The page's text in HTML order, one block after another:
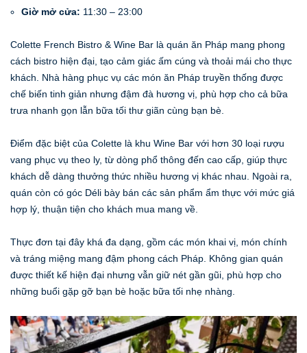
Giờ mở cửa: 11:30 – 23:00
Colette French Bistro & Wine Bar là quán ăn Pháp mang phong
cách bistro hiện đại, tạo cảm giác ấm cúng và thoải mái cho thực
khách. Nhà hàng phục vụ các món ăn Pháp truyền thống được
chế biến tinh giản nhưng đậm đà hương vị, phù hợp cho cả bữa
trưa nhanh gọn lẫn bữa tối thư giãn cùng bạn bè.
Điểm đặc biệt của Colette là khu Wine Bar với hơn 30 loại rượu
vang phục vụ theo ly, từ dòng phổ thông đến cao cấp, giúp thực
khách dễ dàng thưởng thức nhiều hương vị khác nhau. Ngoài ra,
quán còn có góc Déli bày bán các sản phẩm ẩm thực với mức giá
hợp lý, thuận tiện cho khách mua mang về.
Thực đơn tại đây khá đa dạng, gồm các món khai vị, món chính
và tráng miệng mang đậm phong cách Pháp. Không gian quán
được thiết kế hiện đại nhưng vẫn giữ nét gần gũi, phù hợp cho
những buổi gặp gỡ bạn bè hoặc bữa tối nhẹ nhàng.